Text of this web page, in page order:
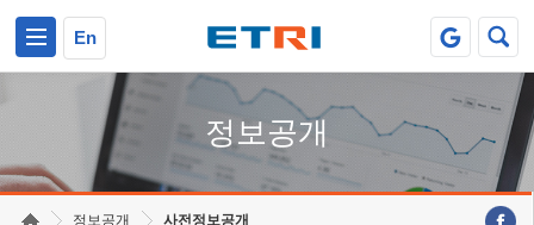
En
정보공개
정보공개 사전정보공개